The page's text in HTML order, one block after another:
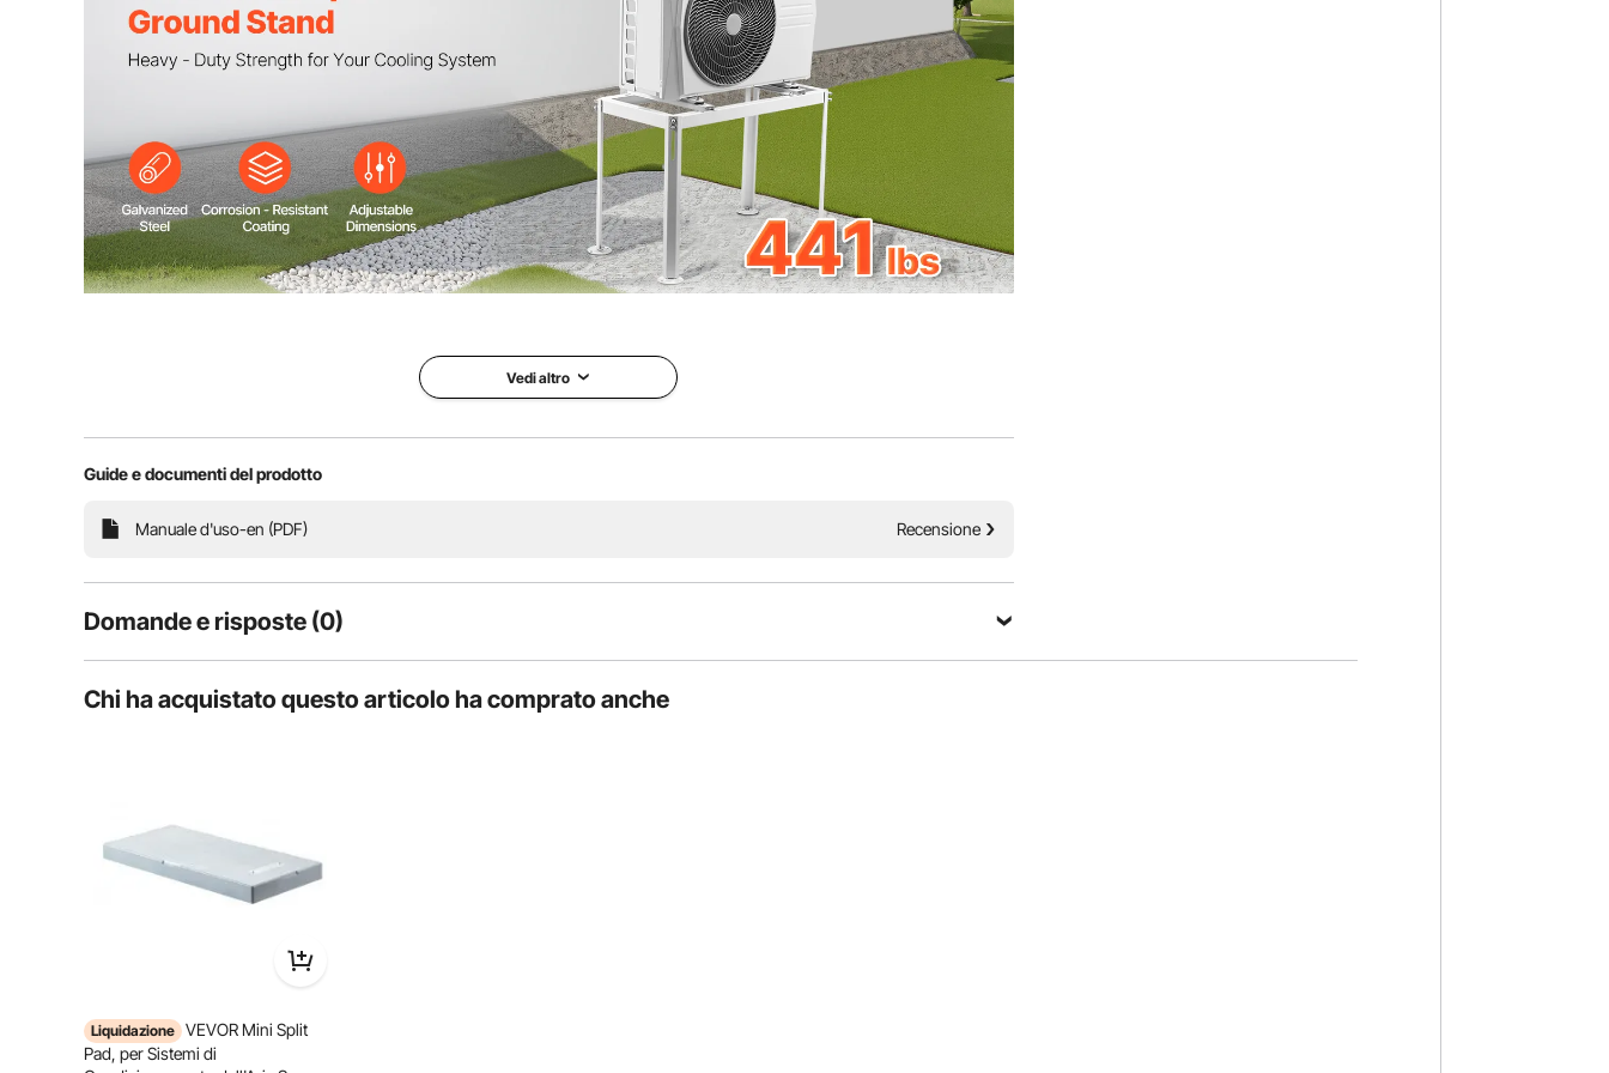
garantendo un funzionamento silenzioso e una facile gestione di apparecchiature pesanti.
Vedi altro
Guide e documenti del prodotto
Manuale d'uso-en (PDF) Recensione
Domande e risposte (0)
il prodotto è durevole?
Chi ha acquistato questo articolo ha comprato anche
Liquidazione VEVOR Mini Split
Pad, per Sistemi di